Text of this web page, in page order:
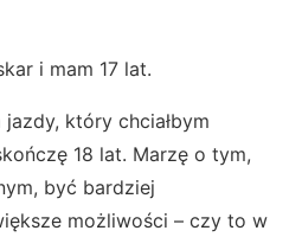
i mam 17 lat.
który chciałbym
18 lat. Marzę o tym,
być bardziej
możliwości – czy to w